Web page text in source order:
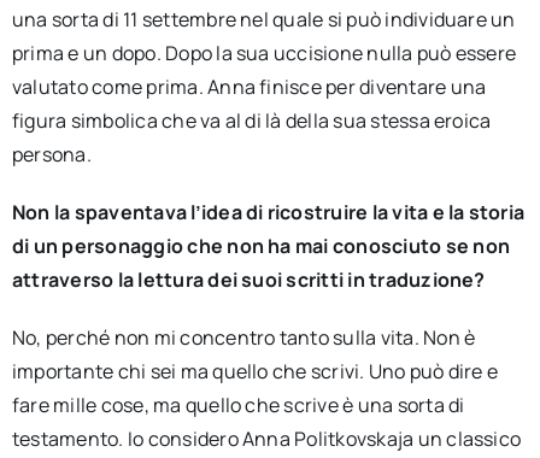
una sorta di 11 settembre nel quale si può individuare un
prima e un dopo. Dopo la sua uccisione nulla può essere
valutato come prima. Anna finisce per diventare una
figura simbolica che va al di là della sua stessa eroica
persona.
Non la spaventava l’idea di ricostruire la vita e la storia
di un personaggio che non ha mai conosciuto se non
attraverso la lettura dei suoi scritti in traduzione?
No, perché non mi concentro tanto sulla vita. Non è
importante chi sei ma quello che scrivi. Uno può dire e
fare mille cose, ma quello che scrive è una sorta di
testamento. Io considero Anna Politkovskaja un classico